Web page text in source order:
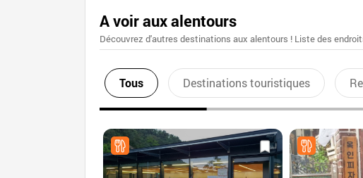
A voir aux alentours
Découvrez d'autres destinations aux alentours ! Liste des
Tous Destinations touristiques